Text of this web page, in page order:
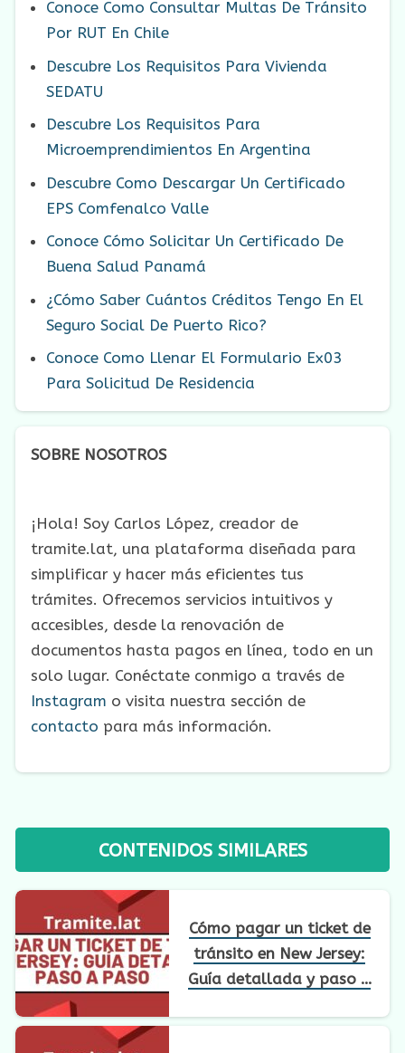
Conoce Como Consultar Multas De Tránsito
Por RUT En Chile
Descubre Los Requisitos Para Vivienda
SEDATU
Descubre Los Requisitos Para
Microemprendimientos En Argentina
Descubre Como Descargar Un Certificado
EPS Comfenalco Valle
Conoce Cómo Solicitar Un Certificado De
Buena Salud Panamá
¿Cómo Saber Cuántos Créditos Tengo En El
Seguro Social De Puerto Rico?
Conoce Como Llenar El Formulario Ex03
Para Solicitud De Residencia
SOBRE NOSOTROS
¡Hola! Soy Carlos López, creador de
tramite.lat, una plataforma diseñada para
simplificar y hacer más eficientes tus
trámites. Ofrecemos servicios intuitivos y
accesibles, desde la renovación de
documentos hasta pagos en línea, todo en un
solo lugar. Conéctate conmigo a través de
Instagram o visita nuestra sección de
contacto para más información.
CONTENIDOS SIMILARES
Cómo pagar un ticket de
tránsito en New Jersey:
Guía detallada y paso a